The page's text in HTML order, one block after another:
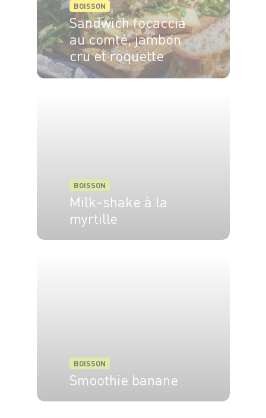
BOISSON
Sandwich focaccia
au comté, jambon
cru et roquette
BOISSON
Milk-shake à la
myrtille
BOISSON
Smoothie banane